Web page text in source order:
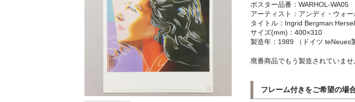
ポスター品番：WARHOL-WA05
アーティスト：アンディ・ウォ
タイトル：Ingrid
サイズ(mm)：400×310
製造年：1989 （ドイツ teNeues
廃番商品でもう製造されていませ
フレーム付きをご希望の場